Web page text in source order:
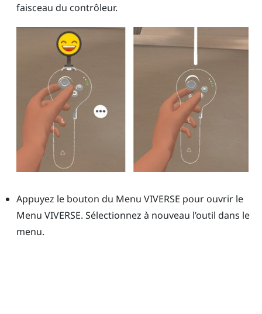
faisceau du contrôleur.
Appuyez le bouton du Menu VIVERSE pour ouvrir le
Menu VIVERSE. Sélectionnez à nouveau l’outil dans le
menu.